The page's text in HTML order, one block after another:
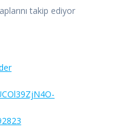
takip ediyor